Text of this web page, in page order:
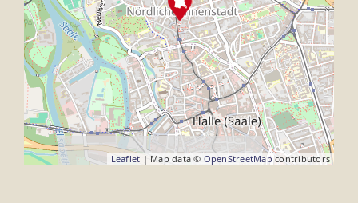
Leaflet | Map data © OpenStreetMap contributors